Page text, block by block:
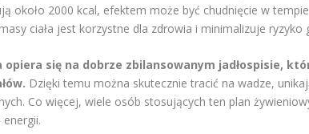
około 2000 kcal, efektem może być chudnięcie w
ciała jest korzystne dla zdrowia i minimalizuje
opiera się na dobrze zbilansowanym jadłospisie,
Dzięki temu można skutecznie tracić na wadze,
Co więcej, wiele osób stosujących ten plan